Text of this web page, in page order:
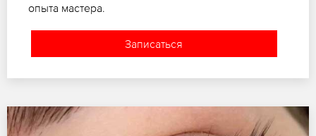
опыта мастера.
Записаться